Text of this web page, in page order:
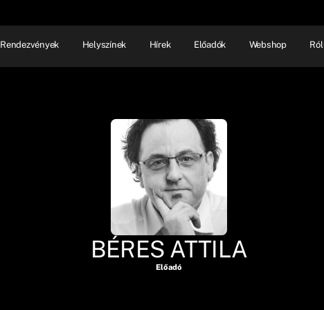
Rendezvények Helyszínek Hírek Előadók Webshop
BÉRES ATTILA
Előadó